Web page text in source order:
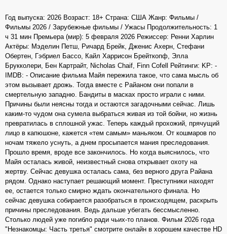
Год выпуска: 2026 Возраст: 18+ Страна: США Жанр: Фильмы /
Фильмы 2026 / Зарубежные фильмы / Ужасы Продолжительность: 1
ч 31 мин Премьера (мир): 5 февраля 2026 Режиссер: Ренни Харлин
Актёры: Мэделин Петш, Ричард Брейк, Дженис Ахерн, Стефани
Обертен, Гэбриел Бассо, Кайл Харрисон Брейткопф, Элла
Брукколери, Бен Картрайт, Nicholas Chaif, Finn Cofell Рейтинги: KP: -
IMDB: - Описание фильма Майя пережила такое, что сама мысль об
этом вызывает дрожь. Тогда вместе с Райаном они попали в
смертельную западню. Бандиты в масках просто играли с ними.
Причины были неясны тогда и остаются загадочными сейчас. Лишь
каким-то чудом она сумела выбраться живая из той бойни, но жизнь
превратилась в сплошной ужас. Теперь каждый прохожий, прячущий
лицо в капюшоне, кажется «тем самым» маньяком. От кошмаров по
ночам тяжело уснуть, а днем просыпается мания преследования.
Прошло время, вроде все закончилось. Но когда выяснилось, что
Майя осталась живой, неизвестный снова открывает охоту на
жертву. Сейчас девушка осталась сама, без верного друга Райана
рядом. Однако наступает решающий момент. Преступники находят
ее, остается только смирно ждать окончательного финала. Но
сейчас девушка собирается разобраться в происходящем, раскрыть
причины преследования. Ведь дальше убегать бессмысленно.
Столько людей уже погибло ради чьих-то планов. Фильм 2026 года
"Незнакомцы: Часть третья" смотрите онлайн в хорошем качестве HD